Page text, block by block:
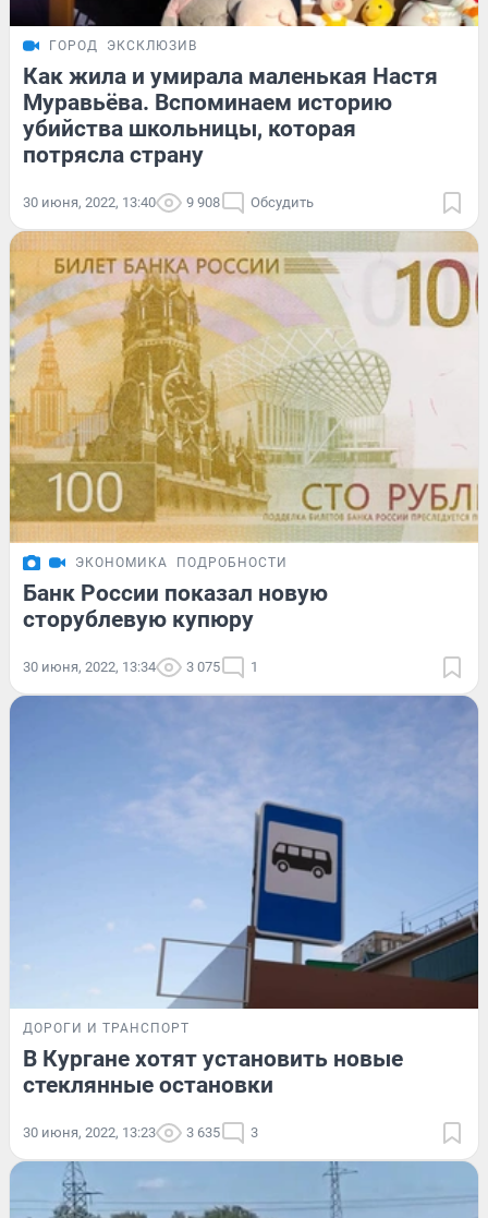
ГОРОД ЭКСКЛЮЗИВ
Как жила и умирала маленькая Настя
Муравьёва. Вспоминаем историю
убийства школьницы, которая
потрясла страну
30 июня, 2022, 13:40 9 908 Обсудить
ЭКОНОМИКА ПОДРОБНОСТИ
Банк России показал новую
сторублевую купюру
30 июня, 2022, 13:34 3 075 1
ДОРОГИ И ТРАНСПОРТ
В Кургане хотят установить новые
стеклянные остановки
30 июня, 2022, 13:23 3 635 3